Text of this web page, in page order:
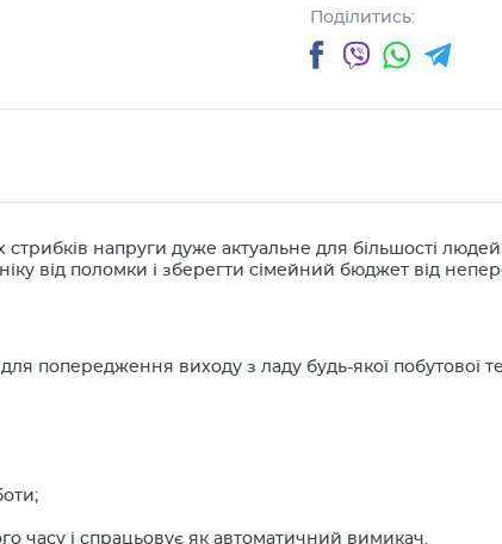
Поділитись:
Facebook
ViberWhatsApp
Telegram
стрибків напруги дуже актуальне для більшості
від поломки і зберегти сімейний бюджет від
попередження виходу з ладу будь-якої побутової
часу і спрацьовує як автоматичний вимикач.